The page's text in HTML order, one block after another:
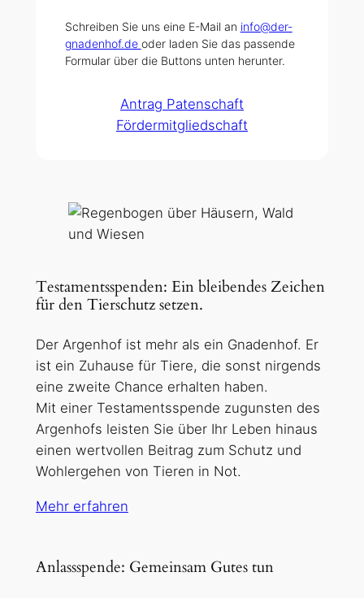
Schreiben Sie uns eine E-Mail an info@der-
gnadenhof.de oder laden Sie das passende
Formular über die Buttons unten herunter.
Antrag Patenschaft
Fördermitgliedschaft
Testamentsspenden: Ein bleibendes Zeichen
für den Tierschutz setzen.
Der Argenhof ist mehr als ein Gnadenhof. Er
ist ein Zuhause für Tiere, die sonst nirgends
eine zweite Chance erhalten haben.
Mit einer Testamentsspende zugunsten des
Argenhofs leisten Sie über Ihr Leben hinaus
einen wertvollen Beitrag zum Schutz und
Wohlergehen von Tieren in Not.
Mehr erfahren
Anlassspende: Gemeinsam Gutes tun